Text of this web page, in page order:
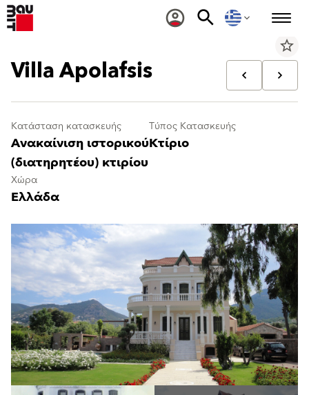
star_border
Villa Apolafsis
Κατάσταση κατασκευής
Ανακαίνιση ιστορικού
(διατηρητέου) κτιρίου
Τύπος Κατασκευής
Κτίριο
Χώρα
Ελλάδα